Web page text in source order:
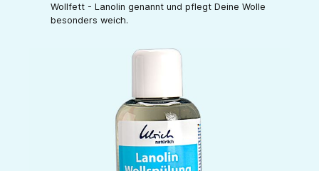
Wollfett - Lanolin genannt und pflegt Deine Wolle
besonders weich.